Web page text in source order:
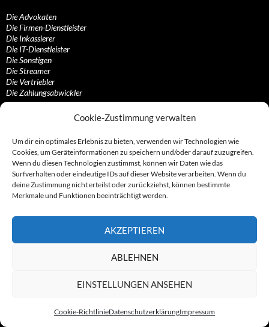
Cookie-Zustimmung verwalten
Um dir ein optimales Erlebnis zu bieten, verwenden wir Technologien wie
Cookies, um Geräteinformationen zu speichern und/oder darauf zuzugreifen.
Wenn du diesen Technologien zustimmst, können wir Daten wie das
Surfverhalten oder eindeutige IDs auf dieser Website verarbeiten. Wenn du
deine Zustimmung nicht erteilst oder zurückziehst, können bestimmte
Merkmale und Funktionen beeinträchtigt werden.
AKZEPTIEREN
ABLEHNEN
EINSTELLUNGEN ANSEHEN
Cookie-RichtlinieDatenschutzerklärungImpressum
Die Advokaten
Die Firmen-Dienstleister
Die Inkassierer
Die IT-Dienstleister
Die Sonstigen
Die Streamer
Die Vertriebler
Die Zahlungsabwickler
Abmahnungen, Abmahn/anwälte/industrie
Abonnements und/oder Kostenfallen
Adressbücher, Anzeigen- und Firmeneinträge
App-Zocke, Tele-Billing, Wap-Billing, Klingeltöne…
Call-by-Call-, Pre-Select- und Vorwahl-Anbieter
Dubiose Onlineshops, fragwürdige Verkäufer…
Gewinnbimmler, Ping-Anrufe, Mehrwert- und…
Kaffeefahrten und Verkaufsveranstaltungen
Kontaktanzeigen, Partnervermittlungen und…
Teleshopping, Videotext und Call-In-Shows
Sonstige Gruppen und Konstrukte